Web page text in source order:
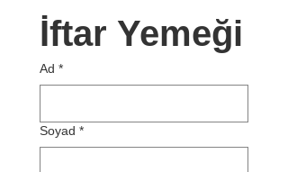
İftar Yemeği
Ad *
Soyad *